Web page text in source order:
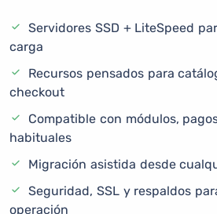
Servidores SSD + LiteSpeed
carga
Recursos pensados para
checkout
Compatible con módulos,
habituales
Migración asistida desde
Seguridad, SSL y respaldos
operación